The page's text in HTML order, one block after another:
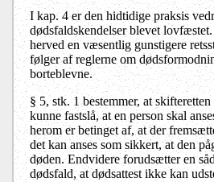
I kap. 4 er den hidtidige praksis
dødsfaldskendelser blevet
herved en væsentlig gunstigere
følger af reglerne om
borteblevne.
§ 5, stk. 1 bestemmer, at
kunne fastslå, at en person skal
herom er betinget af, at der
det kan anses som sikkert, at den
døden. Endvidere forudsætter en
dødsfald, at dødsattest ikke kan